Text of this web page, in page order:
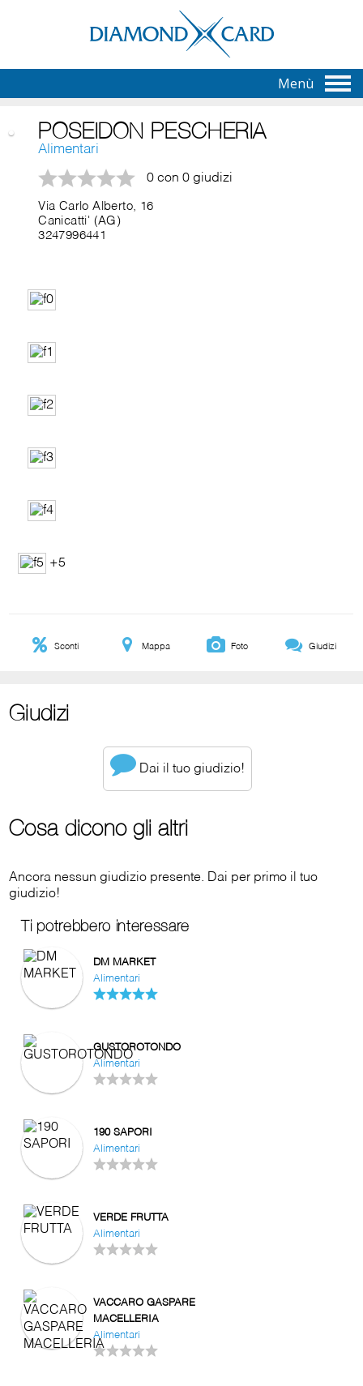
Menù
POSEIDON PESCHERIA
Alimentari
0 con 0 giudizi
Via Carlo Alberto, 16
Canicatti' (AG)
3247996441
+5
Sconti Mappa Foto Giudizi
Giudizi
Dai il tuo giudizio!
Cosa dicono gli altri
Ancora nessun giudizio presente. Dai per primo il tuo
giudizio!
Ti potrebbero interessare
DM MARKET
Alimentari
GUSTOROTONDO
Alimentari
190 SAPORI
Alimentari
VERDE FRUTTA
Alimentari
VACCARO GASPARE
MACELLERIA
Alimentari